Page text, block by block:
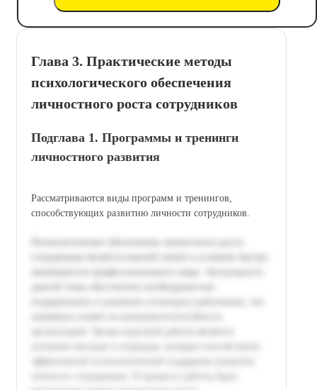
Глава 3. Практические методы
психологического обеспечения
личностного роста сотрудников
Подглава 1. Программы и тренинги
личностного развития
Рассматриваются виды программ и тренингов,
способствующих развитию личности сотрудников.